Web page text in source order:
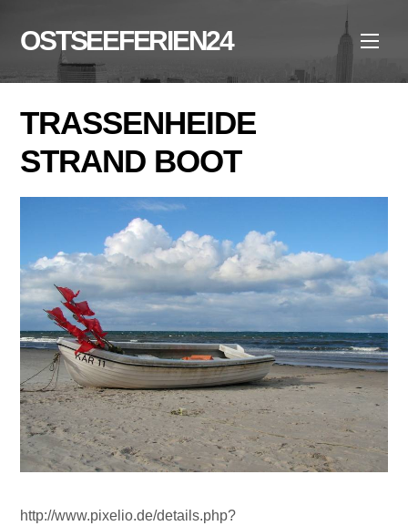
OSTSEEFERIEN24
TRASSENHEIDE
STRAND BOOT
http://www.pixelio.de/details.php?